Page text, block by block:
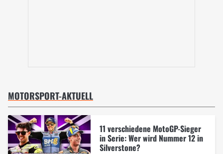
MOTORSPORT-AKTUELL
11 verschiedene MotoGP-Sieger
in Serie: Wer wird Nummer 12 in
Silverstone?